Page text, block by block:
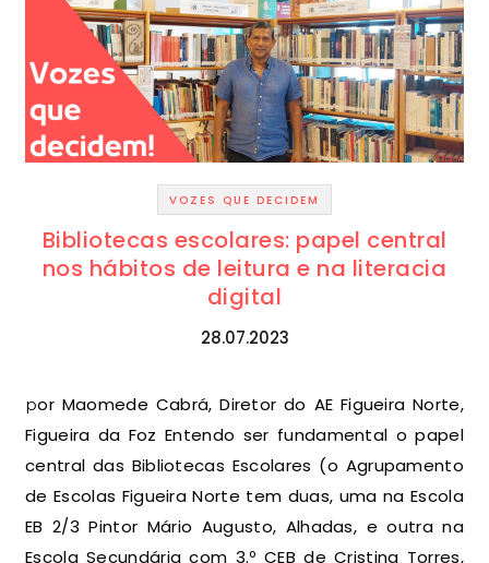
VOZES QUE DECIDEM
Bibliotecas escolares: papel central
nos hábitos de leitura e na literacia
digital
28.07.2023
por Maomede Cabrá, Diretor do AE Figueira Norte,
Figueira da Foz Entendo ser fundamental o papel
central das Bibliotecas Escolares (o Agrupamento
de Escolas Figueira Norte tem duas, uma na Escola
EB 2/3 Pintor Mário Augusto, Alhadas, e outra na
Escola Secundária com 3.º CEB de Cristina Torres,